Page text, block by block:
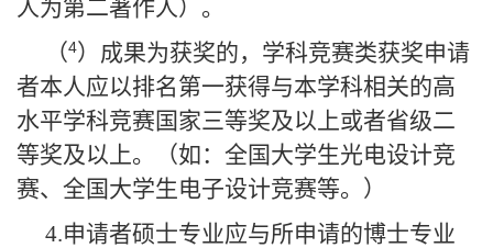
人为第二著作人）。
（4）成果为获奖的，学科竞赛类获奖申请
者本人应以排名第一获得与本学科相关的高
水平学科竞赛国家三等奖及以上或者省级二
等奖及以上。（如：全国大学生光电设计竞
赛、全国大学生电子设计竞赛等。）
4.申请者硕士专业应与所申请的博士专业